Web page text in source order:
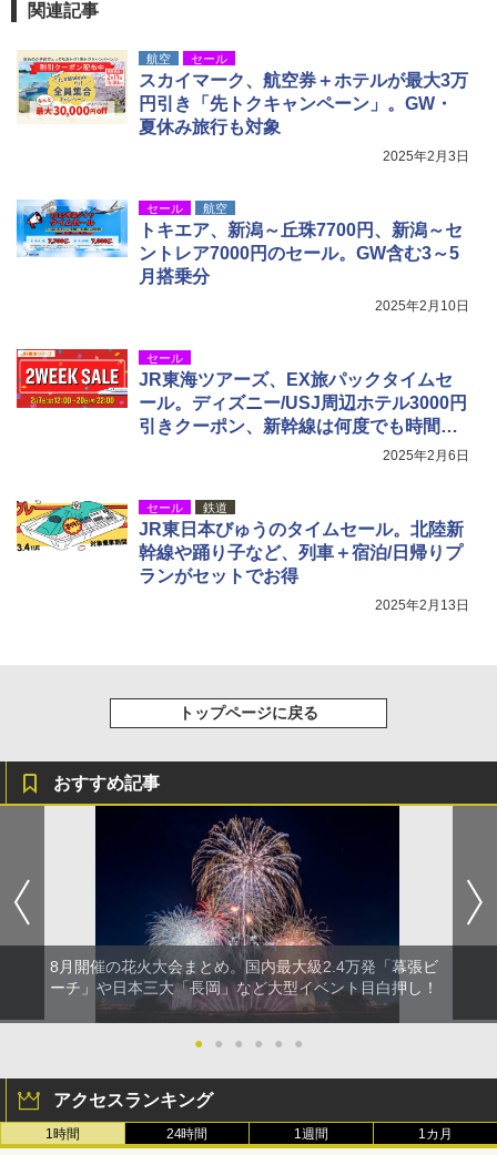
解く (講談社現代新書)
￥1,540
￥9,990
[キャンパーズコレクション 山善] 傘みたいに
広げるだけ パッとサッとテント キューブワ
ッシュ 4人用 簡単設置 ポップアップテント P
ATCW-150B エクルベージュ
￥-
￥6,459
ポインターライト 強力 小型 緑色/赤色/青紫色
USB充電式 高精度 超長距離照射 長時間使用
ンパクト多機能設計 持ち運び便利 アウトド
ア/オフィス/教育現場/展示会用 緑
￥1,180
関連記事
航空 セール
スカイマーク、航空券＋ホテルが最大3万
円引き「先トクキャンペーン」。GW・
夏休み旅行も対象
2025年2月3日
セール 航空
トキエア、新潟～丘珠7700円、新潟～セ
ントレア7000円のセール。GW含む3～5
月搭乗分
2025年2月10日
セール
JR東海ツアーズ、EX旅パックタイムセ
ール。ディズニー/USJ周辺ホテル3000円
引きクーポン、新幹線は何度でも時間変
2025年2月6日
セール 鉄道
JR東日本びゅうのタイムセール。北陸新
幹線や踊り子など、列車＋宿泊/日帰りプ
ランがセットでお得
2025年2月13日
トップページに戻る
おすすめ記事
8月開催の花火大会まとめ。国内最大級2.4万発「幕張ビ
ーチ」や日本三大「長岡」など大型イベント目白押し！
● ● ● ● ● ●
アクセスランキング
1時間 24時間 1週間 1カ月